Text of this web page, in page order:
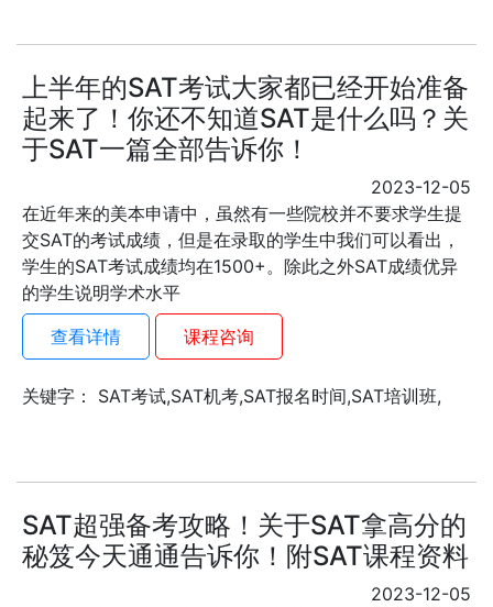
上半年的SAT考试大家都已经开始准备
起来了！你还不知道SAT是什么吗？关
于SAT一篇全部告诉你！
2023-12-05
​在近年来的美本申请中，虽然有一些院校并不要求学生提
交SAT的考试成绩，但是在录取的学生中我们可以看出，
学生的SAT考试成绩均在1500+。除此之外SAT成绩优异
的学生说明学术水平
查看详情
课程咨询
关键字： SAT考试,SAT机考,SAT报名时间,SAT培训班,
SAT超强备考攻略！关于SAT拿高分的
秘笈今天通通告诉你！附SAT课程资料
2023-12-05